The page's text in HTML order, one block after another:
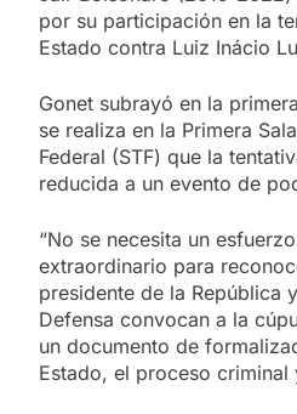
por su participación en la
Estado contra Luiz Inácio
Gonet subrayó en la
se realiza en la Primera
Federal (STF) que la
reducida a un evento de
“No se necesita un
extraordinario para
presidente de la República
Defensa convocan a la
un documento de
Estado, el proceso criminal